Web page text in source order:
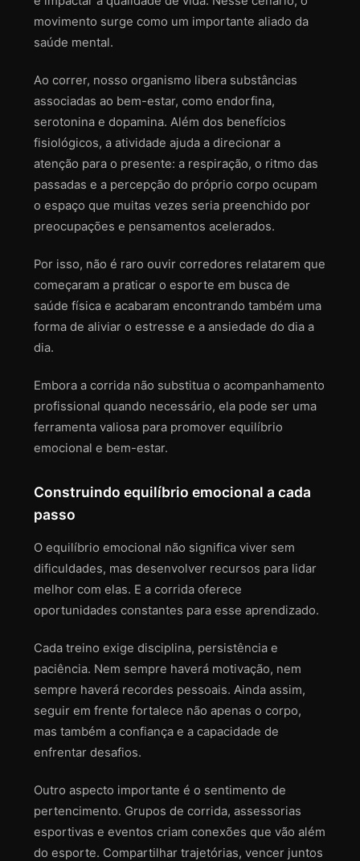
movimento surge como um importante aliado da
saúde mental.
Ao correr, nosso organismo libera substâncias
associadas ao bem-estar, como endorfina,
serotonina e dopamina. Além dos benefícios
fisiológicos, a atividade ajuda a direcionar a
atenção para o presente: a respiração, o ritmo das
passadas e a percepção do próprio corpo ocupam
o espaço que muitas vezes seria preenchido por
preocupações e pensamentos acelerados.
Por isso, não é raro ouvir corredores relatarem que
começaram a praticar o esporte em busca de
saúde física e acabaram encontrando também uma
forma de aliviar o estresse e a ansiedade do dia a
dia.
Embora a corrida não substitua o acompanhamento
profissional quando necessário, ela pode ser uma
ferramenta valiosa para promover equilíbrio
emocional e bem-estar.
Construindo equilíbrio emocional a cada
passo
O equilíbrio emocional não significa viver sem
dificuldades, mas desenvolver recursos para lidar
melhor com elas. E a corrida oferece
oportunidades constantes para esse aprendizado.
Cada treino exige disciplina, persistência e
paciência. Nem sempre haverá motivação, nem
sempre haverá recordes pessoais. Ainda assim,
seguir em frente fortalece não apenas o corpo,
mas também a confiança e a capacidade de
enfrentar desafios.
Outro aspecto importante é o sentimento de
pertencimento. Grupos de corrida, assessorias
esportivas e eventos criam conexões que vão além
do esporte. Compartilhar trajetórias, vencer juntos